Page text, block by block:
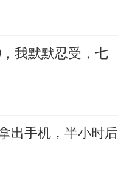
我默默忍受，七
出手机，半小时后